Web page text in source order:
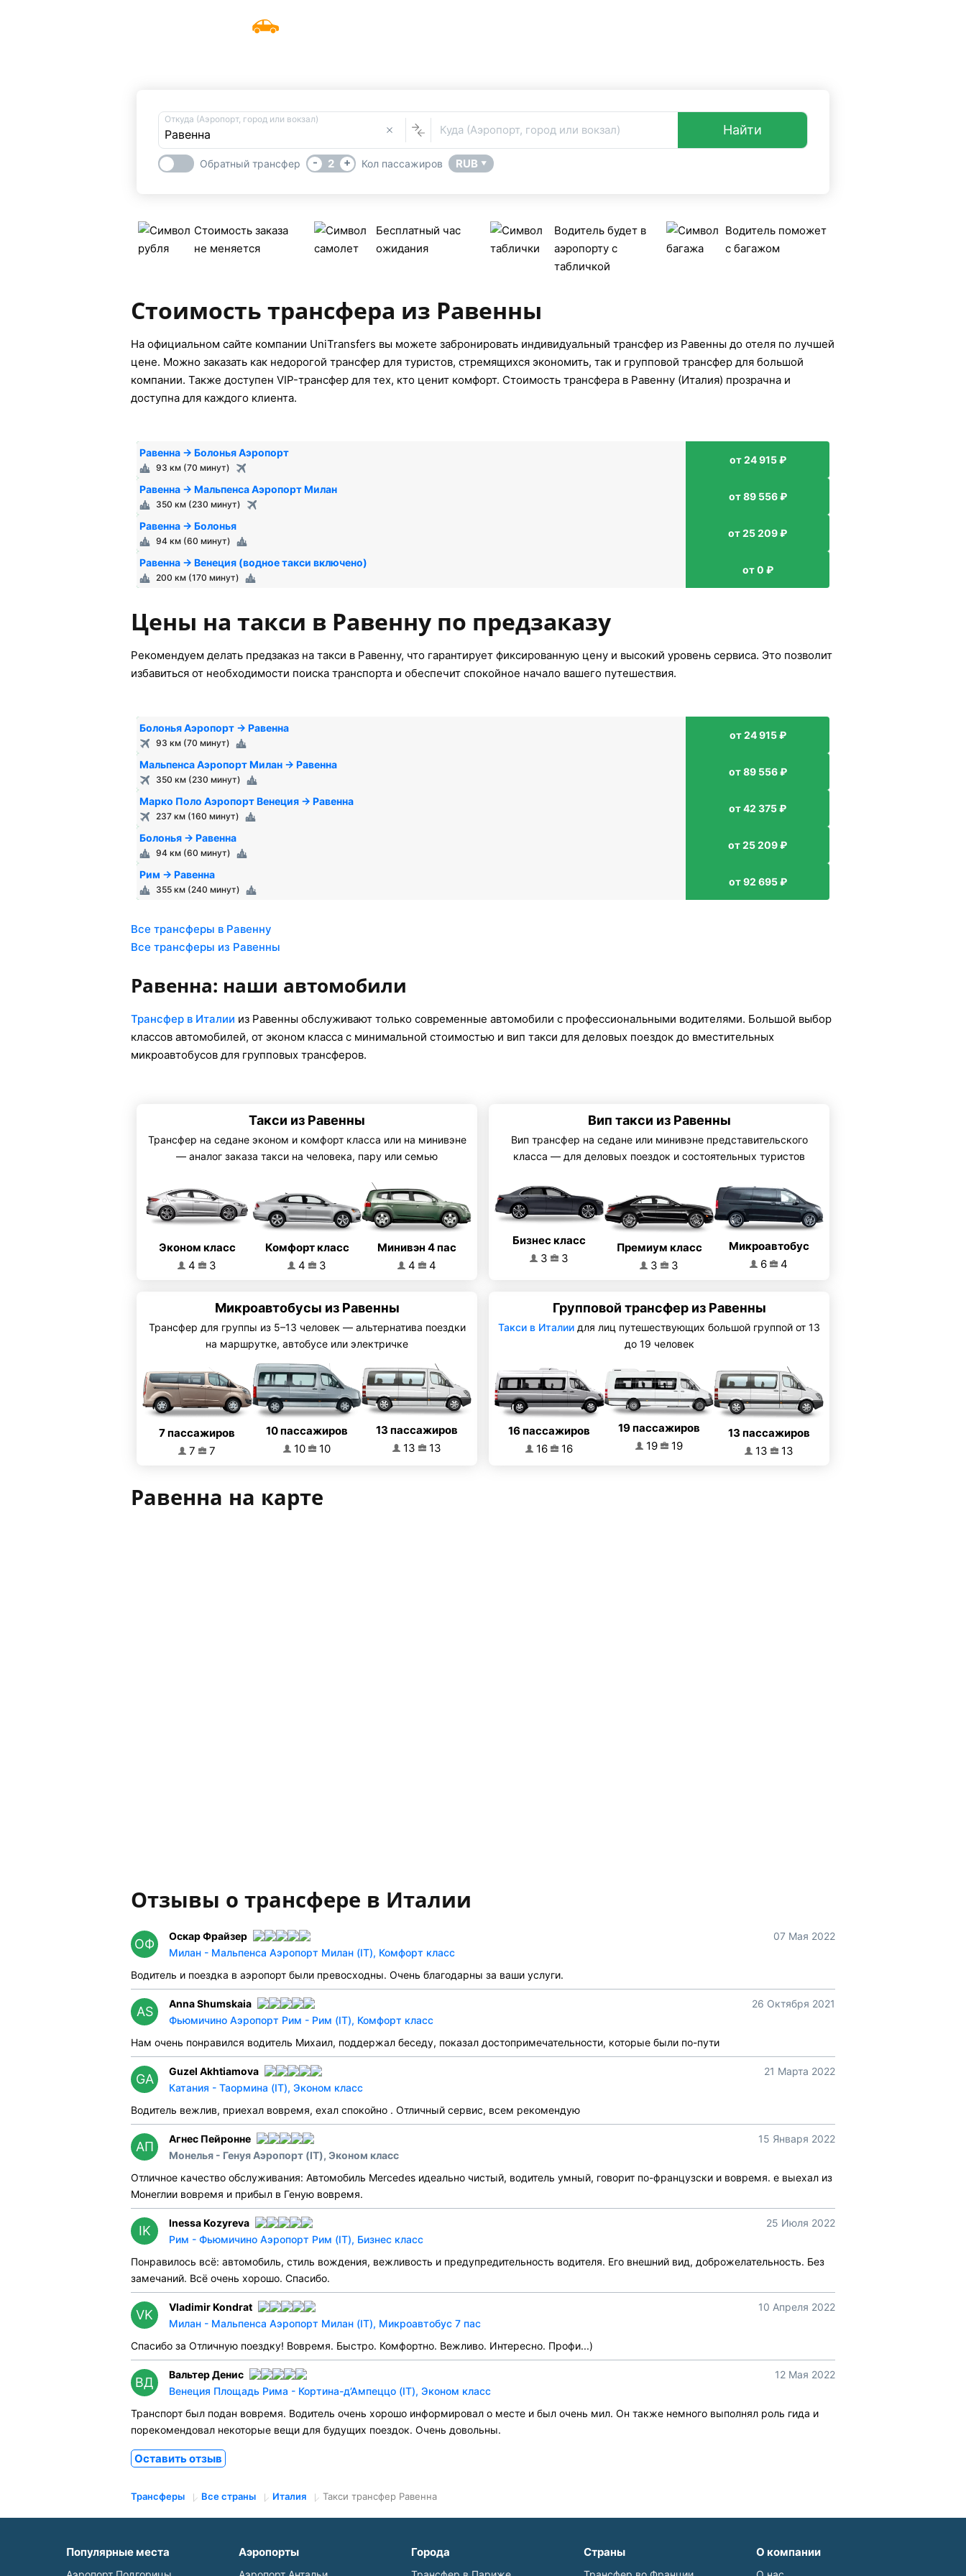
Откуда (Аэропорт, город или вокзал)
Куда (Аэропорт, город или вокзал) Найти
Обратный трансфер - 2 + Кол пассажиров RUB ▼
Стоимость заказа
не меняется
Бесплатный час
ожидания
Водитель будет в
аэропорту с
табличкой
Водитель поможет
с багажом
Стоимость трансфера из Равенны
На официальном сайте компании UniTransfers вы можете забронировать индивидуальный трансфер из Равенны до отеля по лучшей
цене. Можно заказать как недорогой трансфер для туристов, стремящихся экономить, так и групповой трансфер для большой
компании. Также доступен VIP-трансфер для тех, кто ценит комфорт. Стоимость трансфера в Равенну (Италия) прозрачна и
доступна для каждого клиента.
Равенна → Болонья Аэропорт
93 км (70 минут)
от 24 915 ₽
Равенна → Мальпенса Аэропорт Милан
350 км (230 минут)
от 89 556 ₽
Равенна → Болонья
94 км (60 минут)
от 25 209 ₽
Равенна → Венеция (водное такси включено)
200 км (170 минут)
от 0 ₽
Цены на такси в Равенну по предзаказу
Рекомендуем делать предзаказ на такси в Равенну, что гарантирует фиксированную цену и высокий уровень сервиса. Это позволит
избавиться от необходимости поиска транспорта и обеспечит спокойное начало вашего путешествия.
Болонья Аэропорт → Равенна
93 км (70 минут)
от 24 915 ₽
Мальпенса Аэропорт Милан → Равенна
350 км (230 минут)
от 89 556 ₽
Марко Поло Аэропорт Венеция → Равенна
237 км (160 минут)
от 42 375 ₽
Болонья → Равенна
94 км (60 минут)
от 25 209 ₽
Рим → Равенна
355 км (240 минут)
от 92 695 ₽
Все трансферы в Равенну
Все трансферы из Равенны
Равенна: наши автомобили
Трансфер в Италии из Равенны обслуживают только современные автомобили с профессиональными водителями. Большой выбор
классов автомобилей, от эконом класса с минимальной стоимостью и вип такси для деловых поездок до вместительных
микроавтобусов для групповых трансферов.
Такси из Равенны
Трансфер на седане эконом и комфорт класса или на минивэне
— аналог заказа такси на человека, пару или семью
Эконом класс
4
3
Комфорт класс
4
3
Минивэн 4 пас
4
4
Вип такси из Равенны
Вип трансфер на седане или минивэне представительского
класса — для деловых поездок и состоятельных туристов
Бизнес класс
3
3
Премиум класс
3
3
Микроавтобус
6
4
Микроавтобусы из Равенны
Трансфер для группы из 5–13 человек — альтернатива поездки
на маршрутке, автобусе или электричке
7 пассажиров
7
7
10 пассажиров
10
10
13 пассажиров
13
13
Групповой трансфер из Равенны
Такси в Италии для лиц путешествующих большой группой от 13
до 19 человек
16 пассажиров
16
16
19 пассажиров
19
19
13 пассажиров
13
13
Равенна на карте
Отзывы о трансфере в Италии
ОФ
Оскар Фрайзер
07 Мая 2022
Милан - Мальпенса Аэропорт Милан (IT), Комфорт класс
Водитель и поездка в аэропорт были превосходны. Очень благодарны за ваши услуги.
AS
Anna Shumskaia
26 Октября 2021
Фьюмичино Аэропорт Рим - Рим (IT), Комфорт класс
Нам очень понравился водитель Михаил, поддержал беседу, показал достопримечательности, которые были по-пути
GA
Guzel Akhtiamova
21 Марта 2022
Катания - Таормина (IT), Эконом класс
Водитель вежлив, приехал вовремя, ехал спокойно . Отличный сервис, всем рекомендую
АП
Агнес Пейронне
15 Января 2022
Монелья - Генуя Аэропорт (IT), Эконом класс
Отличное качество обслуживания: Автомобиль Mercedes идеально чистый, водитель умный, говорит по-французски и вовремя. e выехал из
Монеглии вовремя и прибыл в Геную вовремя.
IK
Inessa Kozyreva
25 Июля 2022
Рим - Фьюмичино Аэропорт Рим (IT), Бизнес класс
Понравилось всё: автомобиль, стиль вождения, вежливость и предупредительность водителя. Его внешний вид, доброжелательность. Без
замечаний. Всё очень хорошо. Спасибо.
VK
Vladimir Kondrat
10 Апреля 2022
Милан - Мальпенса Аэропорт Милан (IT), Микроавтобус 7 пас
Спасибо за Отличную поездку! Вовремя. Быстро. Комфортно. Вежливо. Интересно. Профи...)
ВД
Вальтер Денис
12 Мая 2022
Венеция Площадь Рима - Кортина-д’Ампеццо (IT), Эконом класс
Транспорт был подан вовремя. Водитель очень хорошо информировал о месте и был очень мил. Он также немного выполнял роль гида и
порекомендовал некоторые вещи для будущих поездок. Очень довольны.
Оставить отзыв
Трансферы Все страны Италия Такси трансфер Равенна
Популярные места Аэропорты Города Страны О компании